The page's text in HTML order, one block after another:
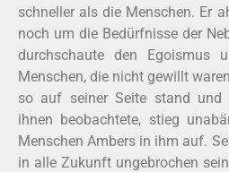
schneller als die Menschen. Er
noch um die Bedürfnisse der
durchschaute den Egoismus
Menschen, die nicht gewillt
so auf seiner Seite stand und
ihnen beobachtete, stieg
Menschen Ambers in ihm auf.
in alle Zukunft ungebrochen